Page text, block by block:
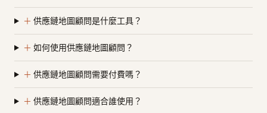
＋ 供應鏈地圖顧問是什麼工具？
＋ 如何使用供應鏈地圖顧問？
＋ 供應鏈地圖顧問需要付費嗎？
＋ 供應鏈地圖顧問適合誰使用？